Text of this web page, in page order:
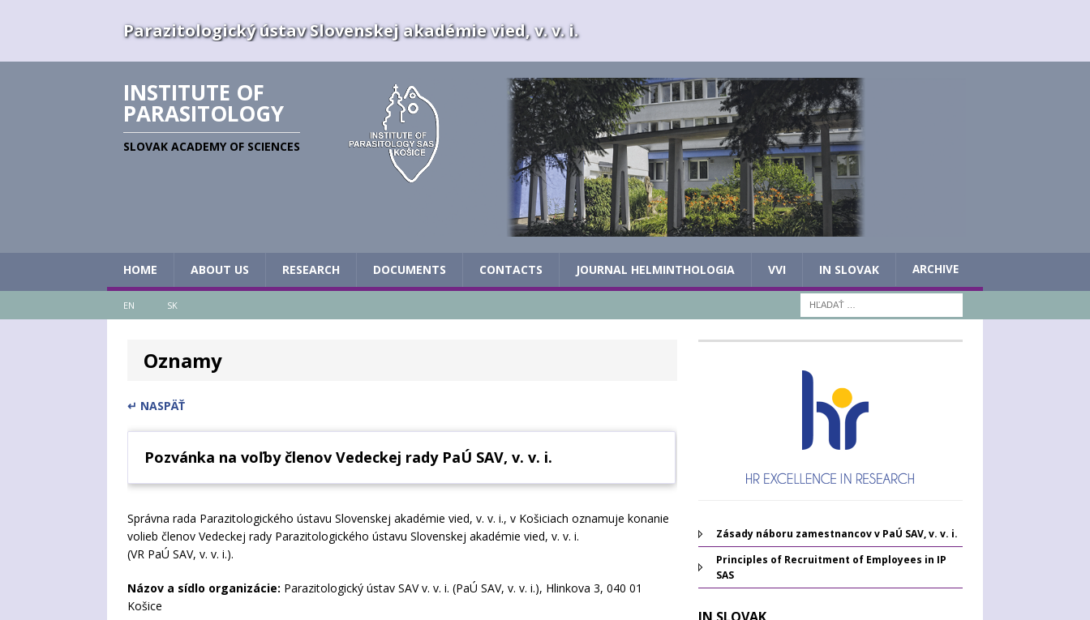
Parazitologický ústav Slovenskej akadémie vied, v. v. i.
INSTITUTE OF
PARASITOLOGY
SLOVAK ACADEMY OF SCIENCES
HOME ABOUT US RESEARCH DOCUMENTS CONTACTS JOURNAL HELMINTHOLOGIA VVI IN SLOVAK ARCHIVE
EN SK
Oznamy
↵ NASPÄŤ
Pozvánka na voľby členov Vedeckej rady PaÚ SAV, v. v. i.
Správna rada Parazitologického ústavu Slovenskej akadémie vied, v. v. i., v Košiciach oznamuje konanie
volieb členov Vedeckej rady Parazitologického ústavu Slovenskej akadémie vied, v. v. i.
(VR PaÚ SAV, v. v. i.).
Názov a sídlo organizácie: Parazitologický ústav SAV v. v. i. (PaÚ SAV, v. v. i.), Hlinkova 3, 040 01
Košice
Zásady náboru zamestnancov v PaÚ SAV, v. v. i.
Principles of Recruitment of Employees in IP
SAS